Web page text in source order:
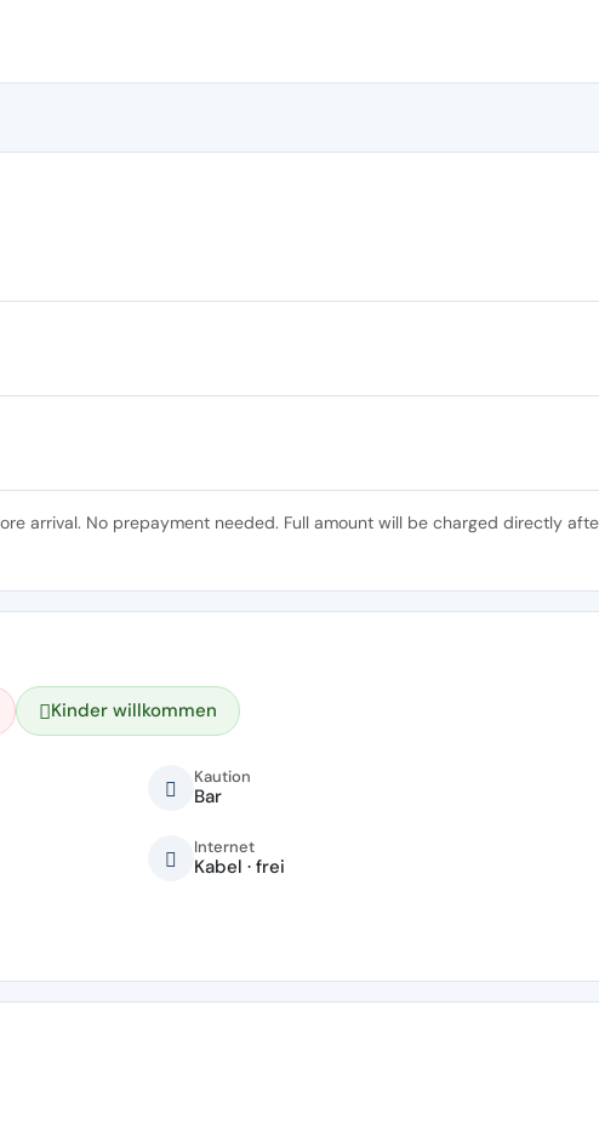
arrival. No prepayment needed. Full amount will be charged directly
Kinder willkommen
Kaution
Bar
Internet
Kabel · frei